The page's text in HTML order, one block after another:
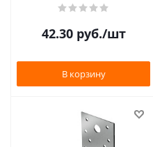
42.30руб./шт
В корзину